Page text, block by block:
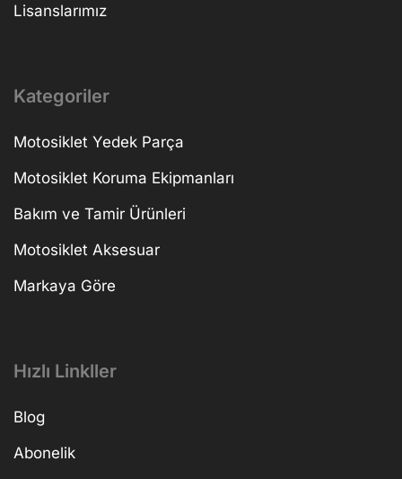
Lisanslarımız
Kategoriler
Motosiklet Yedek Parça
Motosiklet Koruma Ekipmanları
Bakım ve Tamir Ürünleri
Motosiklet Aksesuar
Markaya Göre
Hızlı Linkller
Blog
Abonelik